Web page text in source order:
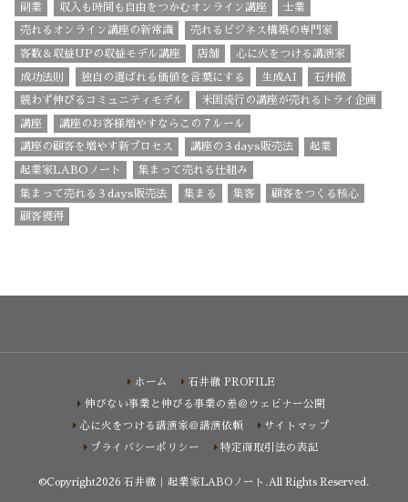
副業 収入も時間も自由をつかむオンライン講座 士業
売れるオンライン講座の新常識 売れるビジネス構築の専門家
客数＆収益UPの収益モデル講座 店舗 心に火をつける講演家
成功法則 独自の選ばれる価値を言葉にする 生成AI 石井徹
競わず伸びるコミュニティモデル 米国流行の講座が売れるトライ企画
講座 講座のお客様増やすならこの７ルール
講座の顧客を増やす新プロセス 講座の３days販売法 起業
起業家LABOノート 集まって売れる仕組み
集まって売れる３days販売法 集まる 集客 顧客をつくる核心
顧客獲得
ホーム
石井徹 PROFILE
伸びない事業と伸びる事業の差＠ウェビナー公開
心に火をつける講演家＠講演依頼
サイトマップ
プライバシーポリシー
特定商取引法の表記
©Copyright2026 石井徹｜起業家LABOノート .All Rights Reserved.